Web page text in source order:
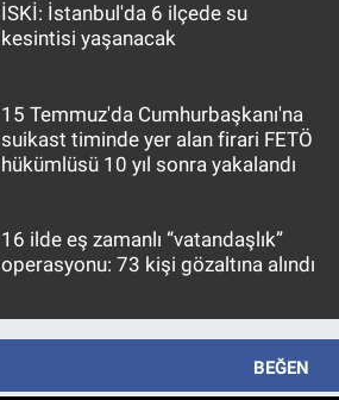
İSKİ: İstanbul'da 6 ilçede su
kesintisi yaşanacak
15 Temmuz'da Cumhurbaşkanı'na
suikast timinde yer alan firari FETÖ
hükümlüsü 10 yıl sonra yakalandı
16 ilde eş zamanlı “vatandaşlık”
operasyonu: 73 kişi gözaltına alındı
BEĞEN